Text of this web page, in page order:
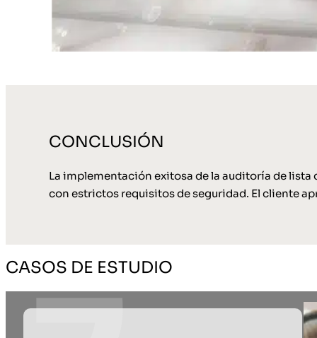
CONCLUSIÓN
La implementación exitosa de la auditoría de lista
con estrictos requisitos de seguridad. El cliente
CASOS DE ESTUDIO